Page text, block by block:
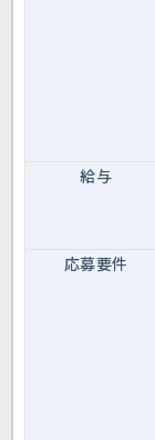
給与
応募要件